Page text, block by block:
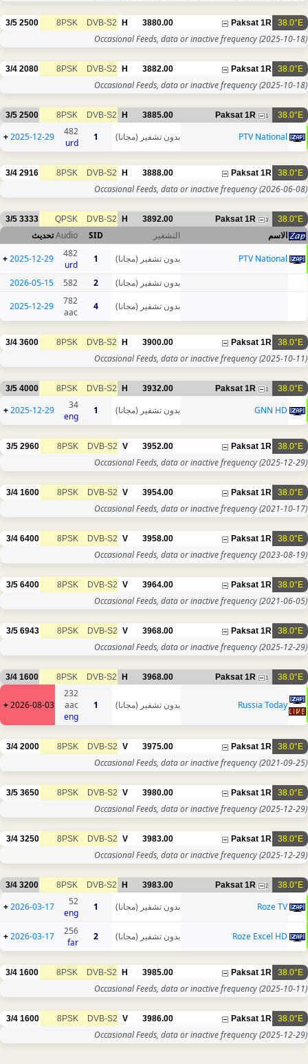
38.0°E
Paksat 1R
3880.00
H
DVB-S2
8PSK
2500
3/5
Occasional Feeds, data or inactive frequency(2025-10-18)
38.0°E
Paksat 1R
3882.00
H
DVB-S2
8PSK
2080
3/4
Occasional Feeds, data or inactive frequency(2025-10-18)
38.0°E
Paksat 1R 1
3885.00
H
DVB-S2
8PSK
2500
3/5
PTV National بدون تشفير (مجانا) 1
482
urd
2025-12-29
+
38.0°E
Paksat 1R
3888.00
H
DVB-S2
8PSK
2916
3/4
Occasional Feeds, data or inactive frequency(2026-06-08)
38.0°E
Paksat 1R 3
3892.00
H
DVB-S2
QPSK
3333
3/5
الاسم التشفير SID
Audioتحديث
PTV National
بدون تشفير (مجانا) 1
482
urd
2025-12-29
+
بدون تشفير (مجانا) 2
582
2026-05-15
بدون تشفير (مجانا)
4
782
aac
2025-12-29
38.0°E
Paksat 1R
3900.00
H
DVB-S2
8PSK
3600
3/4
Occasional Feeds, data or inactive frequency(2025-10-11)
38.0°E
Paksat 1R 1
3932.00
H
DVB-S2
8PSK
4000
3/5
GNN HD بدون تشفير (مجانا) 1
34
eng
2025-12-29
+
38.0°E
Paksat 1R
3952.00
V
DVB-S2
8PSK
2960
3/5
Occasional Feeds, data or inactive frequency(2025-12-29)
38.0°E
Paksat 1R
3954.00
V
DVB-S2
8PSK
1600
3/4
Occasional Feeds, data or inactive frequency(2021-10-17)
38.0°E
Paksat 1R
3958.00
V
DVB-S2
8PSK
6400
3/4
Occasional Feeds, data or inactive frequency(2023-08-19)
38.0°E
Paksat 1R
3964.00
V
DVB-S2
8PSK
6400
3/5
Occasional Feeds, data or inactive frequency(2021-06-05)
38.0°E
Paksat 1R
3968.00
V
DVB-S2
8PSK
6943
3/5
Occasional Feeds, data or inactive frequency(2025-12-29)
38.0°E
Paksat 1R 1
3968.00
H
DVB-S2
8PSK
1600
3/4
Russia Today بدون تشفير (مجانا) 1
232
aac
eng
2026-08-03
+
38.0°E
Paksat 1R
3975.00
V
DVB-S2
8PSK
2000
3/4
Occasional Feeds, data or inactive frequency(2021-09-25)
38.0°E
Paksat 1R
3980.00
V
DVB-S2
8PSK
3650
3/5
Occasional Feeds, data or inactive frequency(2025-12-29)
38.0°E
Paksat 1R
3983.00
V
DVB-S2
8PSK
3250
3/4
Occasional Feeds, data or inactive frequency(2025-12-29)
38.0°E
Paksat 1R 2
3983.00
H
DVB-S2
8PSK
3200
3/4
Roze TV بدون تشفير (مجانا) 1
52
eng
2026-03-17
+
Roze Excel HD بدون تشفير (مجانا) 2
256
far
2026-03-17
+
38.0°E
Paksat 1R
3985.00
H
DVB-S2
8PSK
1600
3/4
Occasional Feeds, data or inactive frequency(2025-10-11)
38.0°E
Paksat 1R
3986.00
V
DVB-S2
8PSK
1600
3/4
Occasional Feeds, data or inactive frequency(2025-12-29)